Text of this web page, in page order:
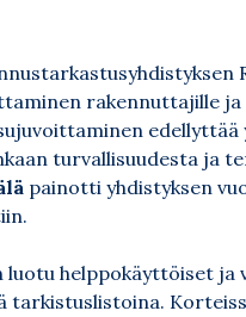
rakennuttajille ja
turvallisuudesta ja
painotti yhdistyksen
luotu helppokäyttöiset
tarkistuslistoina.